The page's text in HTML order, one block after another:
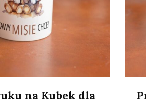
na Kubek dla